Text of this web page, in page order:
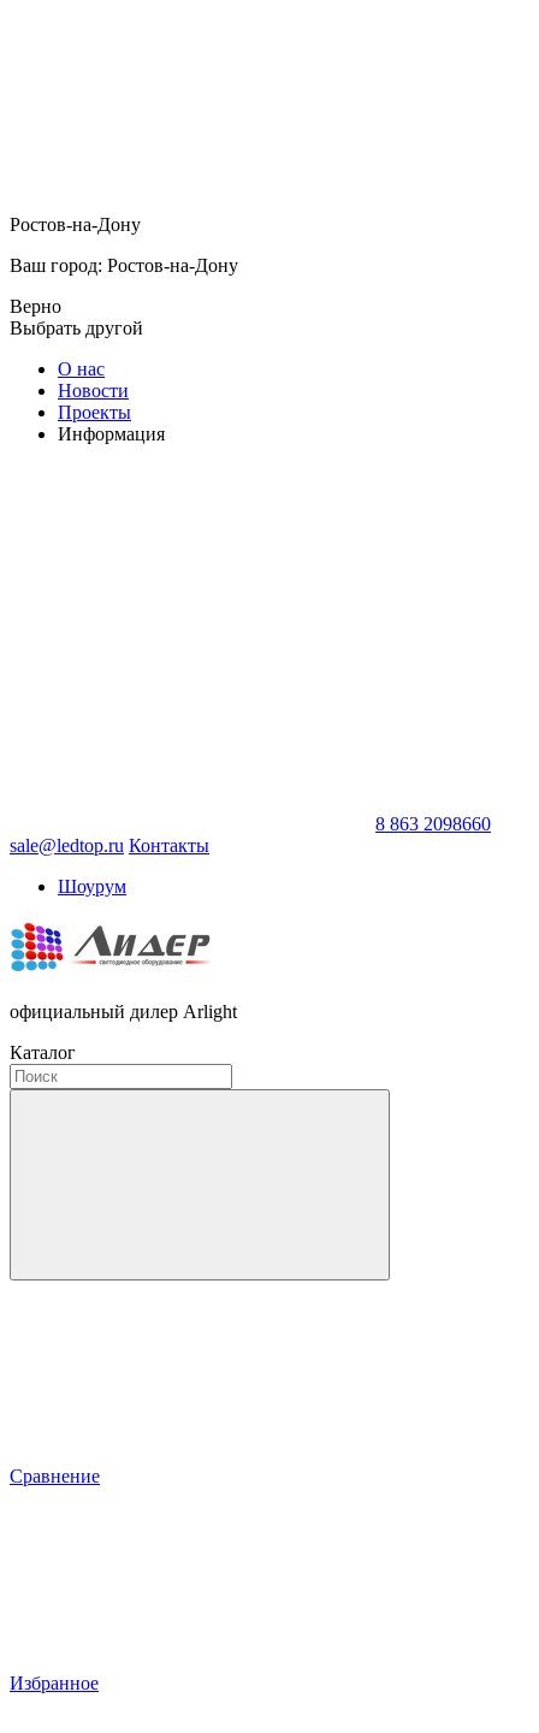
Ростов-на-Дону
Ваш город: Ростов-на-Дону
Верно
Выбрать другой
О нас
Новости
Проекты
Информация
8 863 2098660
sale@ledtop.ru Контакты
Шоурум
официальный дилер Arlight
Каталог
Сравнение
Избранное